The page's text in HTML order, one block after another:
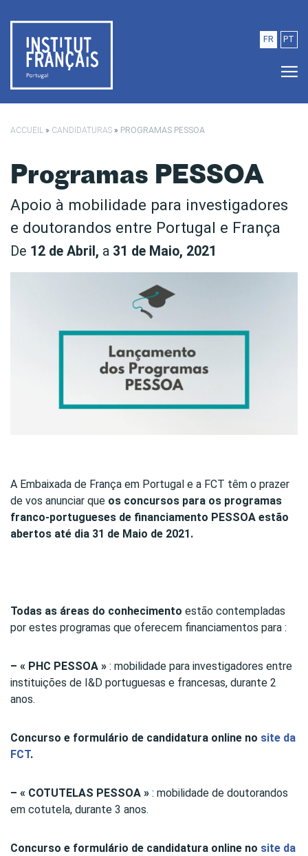
FR PT
ACCUEIL » CANDIDATURAS » PROGRAMAS PESSOA
Programas PESSOA
Apoio à mobilidade para investigadores
e doutorandos entre Portugal e França
De 12 de Abril, a 31 de Maio, 2021
A Embaixada de França em Portugal e a FCT têm o prazer
de vos anunciar que os concursos para os programas
franco-portugueses de financiamento PESSOA estão
abertos até dia 31 de Maio de 2021.
Todas as áreas do conhecimento estão contempladas
por estes programas que oferecem financiamentos para :
– « PHC PESSOA » : mobilidade para investigadores entre
instituições de I&D portuguesas e francesas, durante 2
anos.
Concurso e formulário de candidatura online no site da
FCT.
– « COTUTELAS PESSOA » : mobilidade de doutorandos
em cotutela, durante 3 anos.
Concurso e formulário de candidatura online no site da